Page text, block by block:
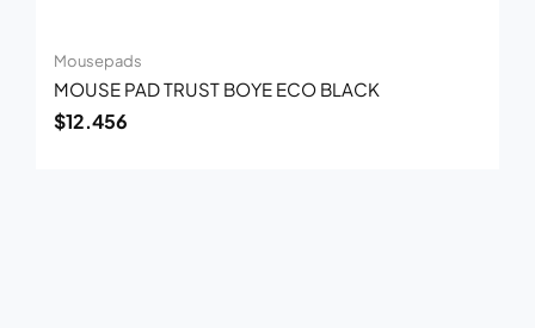
Mousepads
MOUSE PAD TRUST BOYE ECO BLACK
$12.456